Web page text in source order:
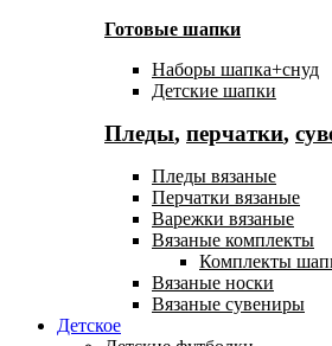
Готовые шапки
Наборы шапка+снуд
Детские шапки
Пледы, перчатки,
Пледы вязаные
Перчатки вязаные
Варежки вязаные
Вязаные комплекты
Комплекты
Вязаные носки
Вязаные сувениры
Детское